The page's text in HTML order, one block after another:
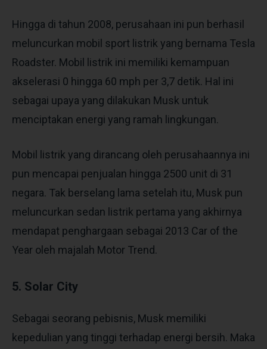
Hingga di tahun 2008, perusahaan ini pun berhasil
meluncurkan mobil sport listrik yang bernama Tesla
Roadster. Mobil listrik ini memiliki kemampuan
akselerasi 0 hingga 60 mph per 3,7 detik. Hal ini
sebagai upaya yang dilakukan Musk untuk
menciptakan energi yang ramah lingkungan.
Mobil listrik yang dirancang oleh perusahaannya ini
pun mencapai penjualan hingga 2500 unit di 31
negara. Tak berselang lama setelah itu, Musk pun
meluncurkan sedan listrik pertama yang akhirnya
mendapat penghargaan sebagai 2013 Car of the
Year oleh majalah Motor Trend.
5. Solar City
Sebagai seorang pebisnis, Musk memiliki
kepedulian yang tinggi terhadap energi bersih. Maka